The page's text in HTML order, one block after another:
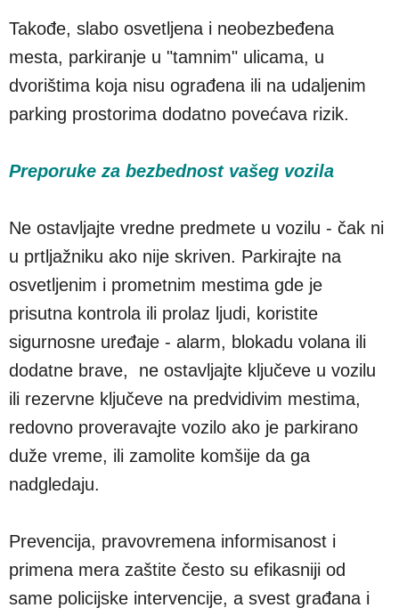
Takođe, slabo osvetljena i neobezbeđena
mesta, parkiranje u "tamnim" ulicama, u
dvorištima koja nisu ograđena ili na udaljenim
parking prostorima dodatno povećava rizik.
Preporuke za bezbednost vašeg vozila
Ne ostavljajte vredne predmete u vozilu - čak ni
u prtljažniku ako nije skriven. Parkirajte na
osvetljenim i prometnim mestima gde je
prisutna kontrola ili prolaz ljudi, koristite
sigurnosne uređaje - alarm, blokadu volana ili
dodatne brave, ne ostavljajte ključeve u vozilu
ili rezervne ključeve na predvidivim mestima,
redovno proveravajte vozilo ako je parkirano
duže vreme, ili zamolite komšije da ga
nadgledaju.
Prevencija, pravovremena informisanost i
primena mera zaštite često su efikasniji od
same policijske intervencije, a svest građana i